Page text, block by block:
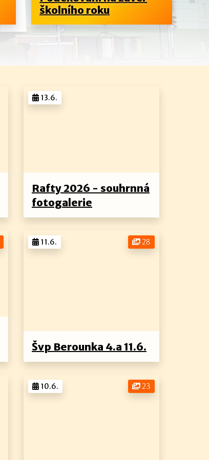
školního roku
Rafty 2026 - souhrnná
fotogalerie
13.6.
Švp Berounka 4.a 11.6.
28
11.6.
23
10.6.